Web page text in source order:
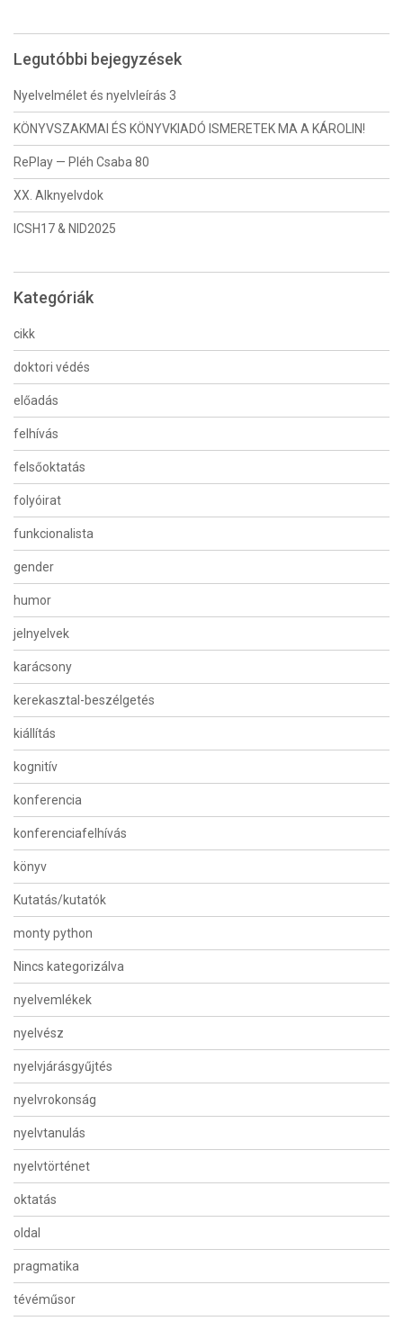
Legutóbbi bejegyzések
Nyelvelmélet és nyelvleírás 3
KÖNYVSZAKMAI ÉS KÖNYVKIADÓ ISMERETEK MA A KÁROLIN!
RePlay — Pléh Csaba 80
XX. Alknyelvdok
ICSH17 & NID2025
Kategóriák
cikk
doktori védés
előadás
felhívás
felsőoktatás
folyóirat
funkcionalista
gender
humor
jelnyelvek
karácsony
kerekasztal-beszélgetés
kiállítás
kognitív
konferencia
konferenciafelhívás
könyv
Kutatás/kutatók
monty python
Nincs kategorizálva
nyelvemlékek
nyelvész
nyelvjárásgyűjtés
nyelvrokonság
nyelvtanulás
nyelvtörténet
oktatás
oldal
pragmatika
tévéműsor